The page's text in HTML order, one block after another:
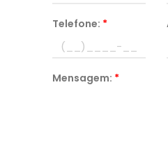
Telefone: *
Mensagem: *